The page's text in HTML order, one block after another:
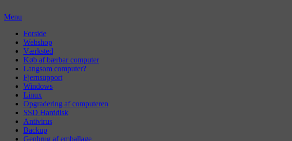
to
Menu
Primær
menu
Forside
Webshop
Værksted
Køb af bærbar computer
Langsom computer?
Fjernsupport
Windows
Linux
Opgradering af computeren
SSD Harddisk
Antivirus
Backup
Genbrug af emballage